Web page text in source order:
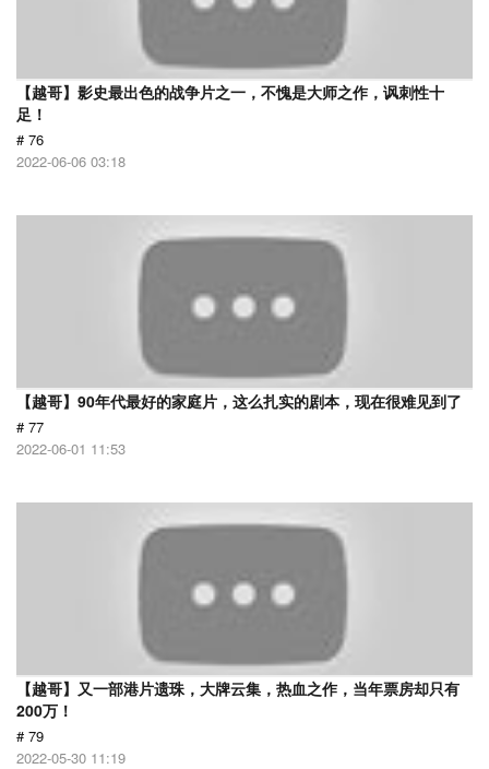
【越哥】影史最出色的战争片之一，不愧是大师之作，讽刺性十
足！
# 76
2022-06-06 03:18
【越哥】90年代最好的家庭片，这么扎实的剧本，现在很难见到了
# 77
2022-06-01 11:53
【越哥】又一部港片遗珠，大牌云集，热血之作，当年票房却只有
200万！
# 79
2022-05-30 11:19